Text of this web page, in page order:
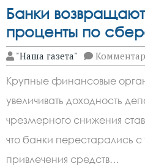
Банки
проценты по
"Наша газета"
Крупные финансовые
увеличивать доходность
чрезмерного снижения
что банки перестарались
привлечения средств…